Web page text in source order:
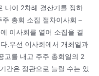
나이 2차례 결산기를 정하
총회 소집 절차이사회 –
이사회를 열어 소집을 결
.우선 이사회에서 개최일과
고를 내고 주주 총회일의 2
간은 정관으로 늘릴 수는 있